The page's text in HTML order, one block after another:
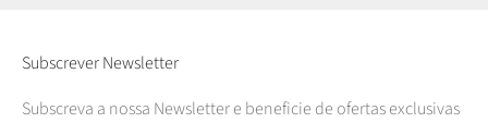
Subscrever Newsletter
Subscreva a nossa Newsletter e beneficie de ofertas exclusivas